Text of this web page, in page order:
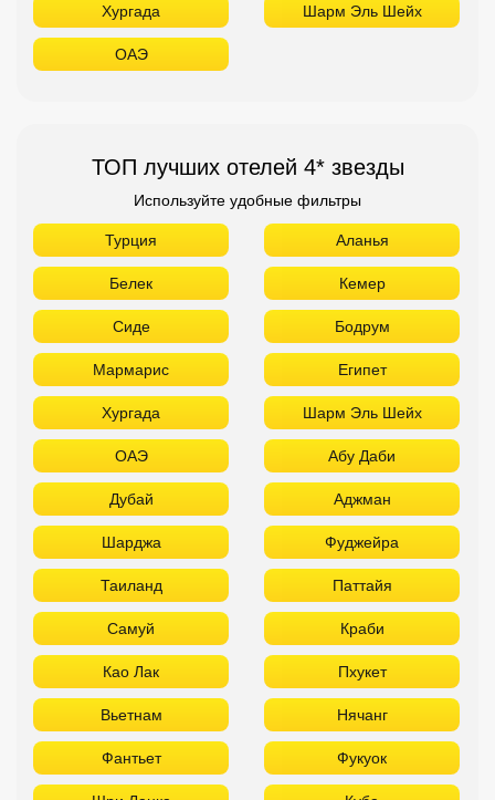
Хургада Шарм Эль Шейх
ОАЭ
ТОП лучших отелей 4* звезды
Используйте удобные фильтры
Турция Аланья
Белек Кемер
Сиде Бодрум
Мармарис Египет
Хургада Шарм Эль Шейх
ОАЭ Абу Даби
Дубай Аджман
Шарджа Фуджейра
Таиланд Паттайя
Самуй Краби
Као Лак Пхукет
Вьетнам Нячанг
Фантьет Фукуок